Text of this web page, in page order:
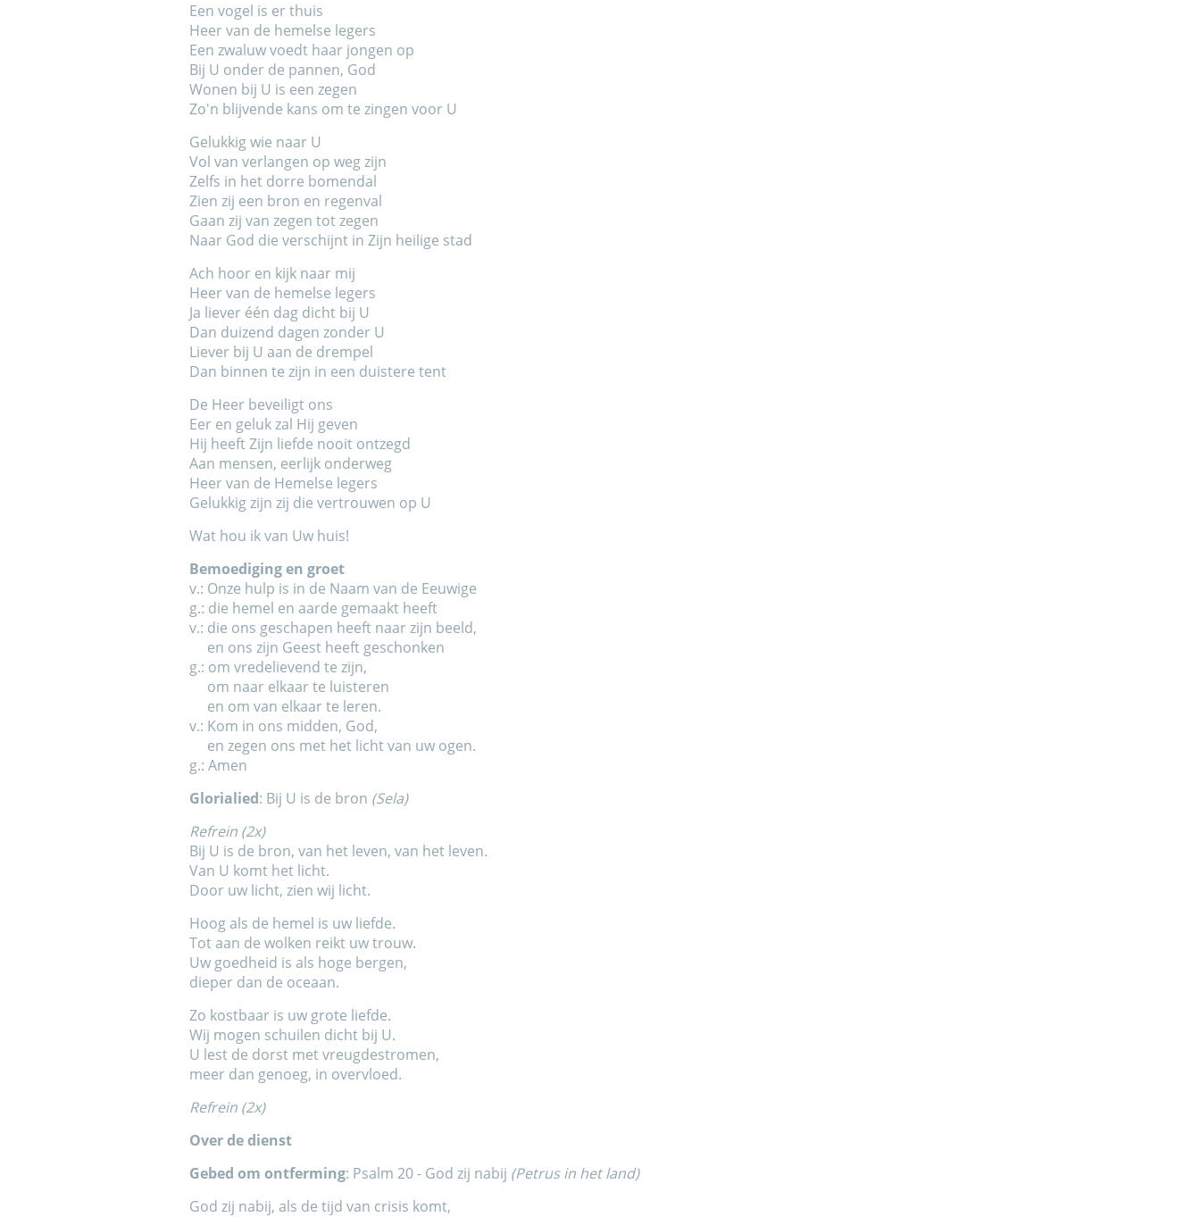
Een vogel is er thuis
Heer van de hemelse legers
Een zwaluw voedt haar jongen op
Bij U onder de pannen, God
Wonen bij U is een zegen
Zo'n blijvende kans om te zingen voor U
Gelukkig wie naar U
Vol van verlangen op weg zijn
Zelfs in het dorre bomendal
Zien zij een bron en regenval
Gaan zij van zegen tot zegen
Naar God die verschijnt in Zijn heilige stad
Ach hoor en kijk naar mij
Heer van de hemelse legers
Ja liever één dag dicht bij U
Dan duizend dagen zonder U
Liever bij U aan de drempel
Dan binnen te zijn in een duistere tent
De Heer beveiligt ons
Eer en geluk zal Hij geven
Hij heeft Zijn liefde nooit ontzegd
Aan mensen, eerlijk onderweg
Heer van de Hemelse legers
Gelukkig zijn zij die vertrouwen op U
Wat hou ik van Uw huis!
Bemoediging en groet
v.: Onze hulp is in de Naam van de Eeuwige
g.: die hemel en aarde gemaakt heeft
v.: die ons geschapen heeft naar zijn beeld,
en ons zijn Geest heeft geschonken
g.: om vredelievend te zijn,
om naar elkaar te luisteren
en om van elkaar te leren.
v.: Kom in ons midden, God,
en zegen ons met het licht van uw ogen.
g.: Amen
Glorialied: Bij U is de bron (Sela)
Refrein (2x)
Bij U is de bron, van het leven, van het leven.
Van U komt het licht.
Door uw licht, zien wij licht.
Hoog als de hemel is uw liefde.
Tot aan de wolken reikt uw trouw.
Uw goedheid is als hoge bergen,
dieper dan de oceaan.
Zo kostbaar is uw grote liefde.
Wij mogen schuilen dicht bij U.
U lest de dorst met vreugdestromen,
meer dan genoeg, in overvloed.
Refrein (2x)
Over de dienst
Gebed om ontferming: Psalm 20 - God zij nabij (Petrus in het land)
God zij nabij, als de tijd van crisis komt,